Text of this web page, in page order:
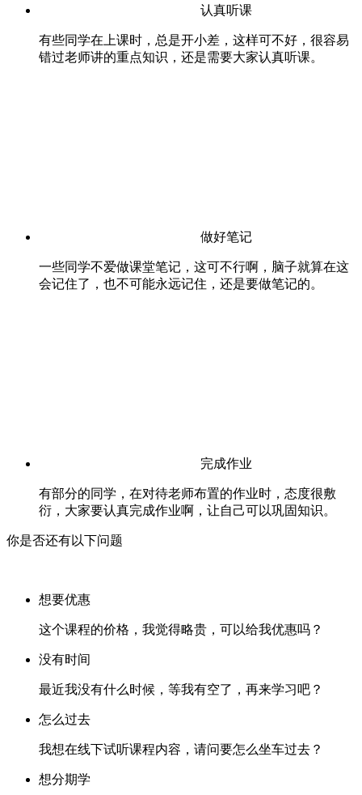
认真听课
有些同学在上课时，总是开小差，这样可不好，很容易
错过老师讲的重点知识，还是需要大家认真听课。
做好笔记
一些同学不爱做课堂笔记，这可不行啊，脑子就算在这
会记住了，也不可能永远记住，还是要做笔记的。
完成作业
有部分的同学，在对待老师布置的作业时，态度很敷
衍，大家要认真完成作业啊，让自己可以巩固知识。
你是否还有以下问题
想要优惠
这个课程的价格，我觉得略贵，可以给我优惠吗？
没有时间
最近我没有什么时候，等我有空了，再来学习吧？
怎么过去
我想在线下试听课程内容，请问要怎么坐车过去？
想分期学